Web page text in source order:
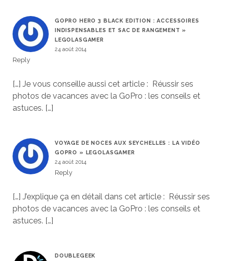
GOPRO HERO 3 BLACK EDITION : ACCESSOIRES
INDISPENSABLES ET SAC DE RANGEMENT »
LEGOLASGAMER
24 août 2014
Reply
[…] Je vous conseille aussi cet article : Réussir ses
photos de vacances avec la GoPro : les conseils et
astuces. […]
VOYAGE DE NOCES AUX SEYCHELLES : LA VIDÉO
GOPRO » LEGOLASGAMER
24 août 2014
Reply
[…] J’explique ça en détail dans cet article : Réussir ses
photos de vacances avec la GoPro : les conseils et
astuces. […]
DOUBLEGEEK